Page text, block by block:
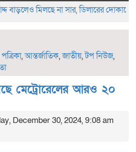
বাড়লেও মিলছে না সার, ডিলারের দোকানে
,আন্তর্জাতিক,জাতীয়,টপ নিউজ,
মেট্রোরেলের আরও ২০
December 30, 2024, 9:08 am